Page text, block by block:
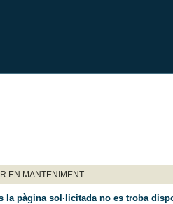
EN MANTENIMENT
la pàgina sol·licitada no es troba